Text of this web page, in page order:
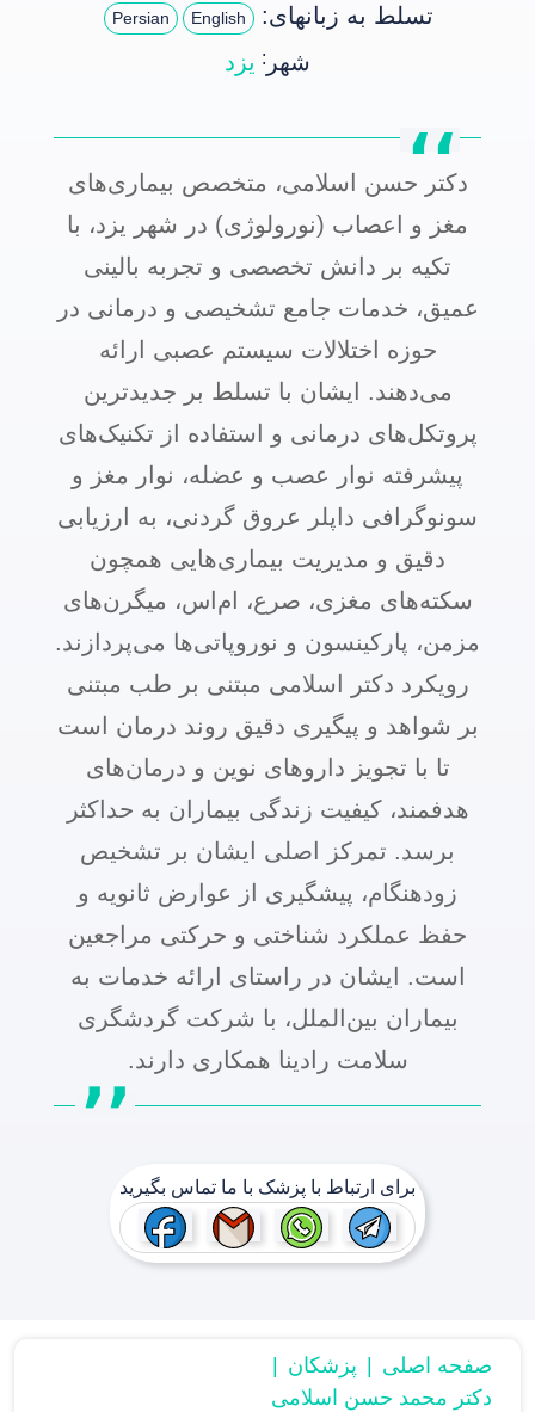
تسلط به زبانهای: English
Persian
شهر : یزد
دکتر حسن اسلامی، متخصص بیماری‌های
مغز و اعصاب (نورولوژی) در شهر یزد، با
تکیه بر دانش تخصصی و تجربه بالینی
عمیق، خدمات جامع تشخیصی و درمانی در
حوزه اختلالات سیستم عصبی ارائه
می‌دهند. ایشان با تسلط بر جدیدترین
پروتکل‌های درمانی و استفاده از تکنیک‌های
پیشرفته نوار عصب و عضله، نوار مغز و
سونوگرافی داپلر عروق گردنی، به ارزیابی
دقیق و مدیریت بیماری‌هایی همچون
سکته‌های مغزی، صرع، ام‌اس، میگرن‌های
مزمن، پارکینسون و نوروپاتی‌ها می‌پردازند.
رویکرد دکتر اسلامی مبتنی بر طب مبتنی
بر شواهد و پیگیری دقیق روند درمان است
تا با تجویز داروهای نوین و درمان‌های
هدفمند، کیفیت زندگی بیماران به حداکثر
برسد. تمرکز اصلی ایشان بر تشخیص
زودهنگام، پیشگیری از عوارض ثانویه و
حفظ عملکرد شناختی و حرکتی مراجعین
است. ایشان در راستای ارائه خدمات به
بیماران بین‌الملل، با شرکت گردشگری
سلامت رادینا همکاری دارند.
برای ارتباط با پزشک با ما تماس بگیرید
صفحه اصلی
پزشکان
دکتر محمد حسن اسلامی